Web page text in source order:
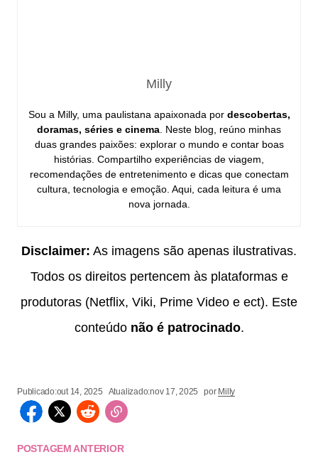
Milly
Sou a Milly, uma paulistana apaixonada por descobertas,
doramas, séries e cinema . Neste blog, reúno minhas
duas grandes paixões: explorar o mundo e contar boas
histórias. Compartilho experiências de viagem,
recomendações de entretenimento e dicas que conectam
cultura, tecnologia e emoção. Aqui, cada leitura é uma
nova jornada.
Disclaimer: As imagens são apenas ilustrativas.
Todos os direitos pertencem às plataformas e
produtoras (Netflix, Viki, Prime Video e ect). Este
conteúdo não é patrocinado.
Publicado:out 14, 2025 Atualizado:nov 17, 2025 por Milly
POSTAGEM ANTERIOR